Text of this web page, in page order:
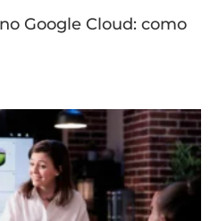
Google Cloud: como